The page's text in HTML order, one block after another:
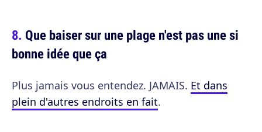
Que baiser sur une plage n'est pas une si
bonne idée que ça
Plus jamais vous entendez. JAMAIS. Et dans
plein d'autres endroits en fait.